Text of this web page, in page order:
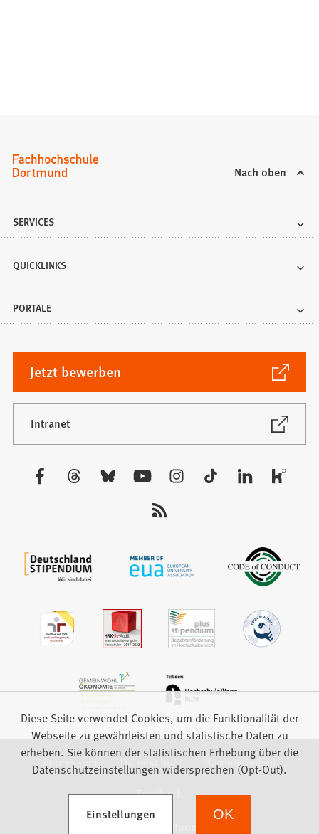
Nach oben
SERVICES
QUICKLINKS
PORTALE
Jetzt bewerben
(Öffnet
in
einem
neuen
Tab)
Intranet
(Öffnet
neuen
Besuchen
Impressum Datenschutz
Barrierefreiheit
Feedback
Diese Seite verwendet Cookies, um die Funktionalität der
Webseite zu gewährleisten und statistische Daten zu
erheben. Sie können der statistischen Erhebung über die
Datenschutzeinstellungen widersprechen (Opt-Out).
Einstellungen
(Öffnet in einem neuen Tab) OK